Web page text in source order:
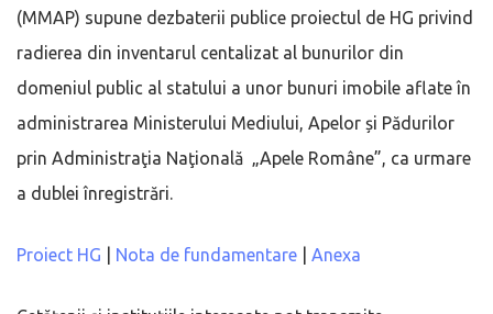
(MMAP) supune dezbaterii publice proiectul de HG privind
radierea din inventarul centalizat al bunurilor din
domeniul public al statului a unor bunuri imobile aflate în
administrarea Ministerului Mediului, Apelor și Pădurilor
prin Administraţia Naţională „Apele Române”, ca urmare
a dublei înregistrări.
Proiect HG Nota de fundamentare Anexa